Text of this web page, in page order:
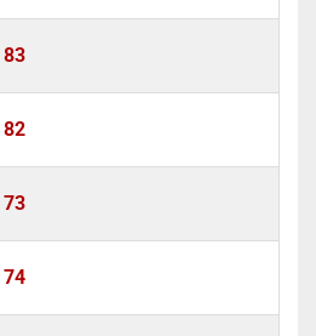
83
82
73
74